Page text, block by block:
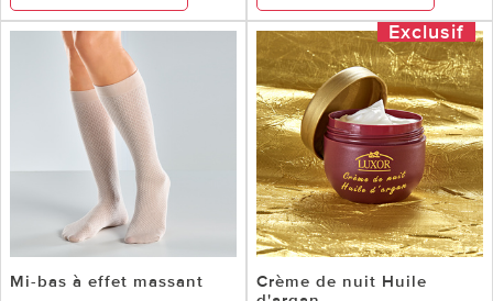
Mi-bas à effet massant
Exclusif
Crème de nuit Huile